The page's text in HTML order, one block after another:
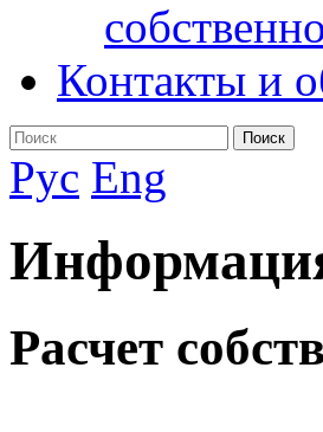
Контакты и
Поиск
Рус Eng
Расчет